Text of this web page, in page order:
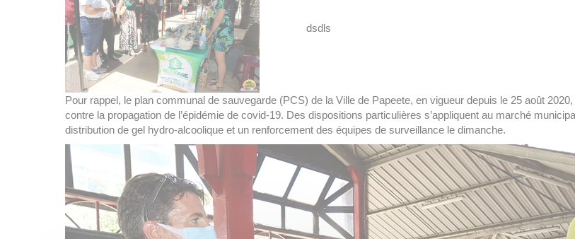
dsdls
Pour rappel, le plan communal de sauvegarde (PCS) de la Ville de Papeete, en vigueur depuis le 25 août
contre la propagation de l’épidémie de covid-19. Des dispositions particulières s’appliquent au marché
distribution de gel hydro-alcoolique et un renforcement des équipes de surveillance le dimanche.